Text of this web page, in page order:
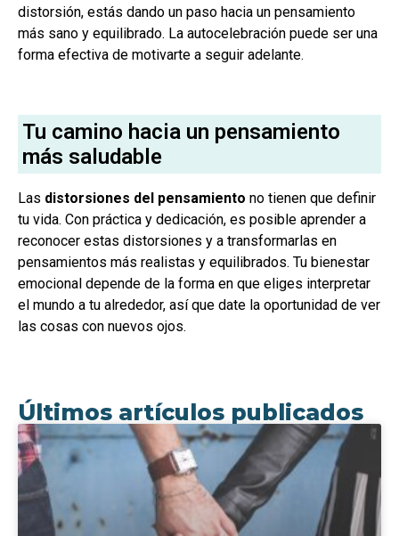
distorsión, estás dando un paso hacia un pensamiento
más sano y equilibrado. La autocelebración puede ser una
forma efectiva de motivarte a seguir adelante.
Tu camino hacia un pensamiento
más saludable
Las distorsiones del pensamiento no tienen que definir
tu vida. Con práctica y dedicación, es posible aprender a
reconocer estas distorsiones y a transformarlas en
pensamientos más realistas y equilibrados. Tu bienestar
emocional depende de la forma en que eliges interpretar
el mundo a tu alrededor, así que date la oportunidad de ver
las cosas con nuevos ojos.
Últimos artículos publicados